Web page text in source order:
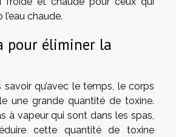
l’eau chaude.
pour éliminer la
savoir qu’avec le temps, le corps
une grande quantité de toxine.
à vapeur qui sont dans les spas,
cette quantité de toxine